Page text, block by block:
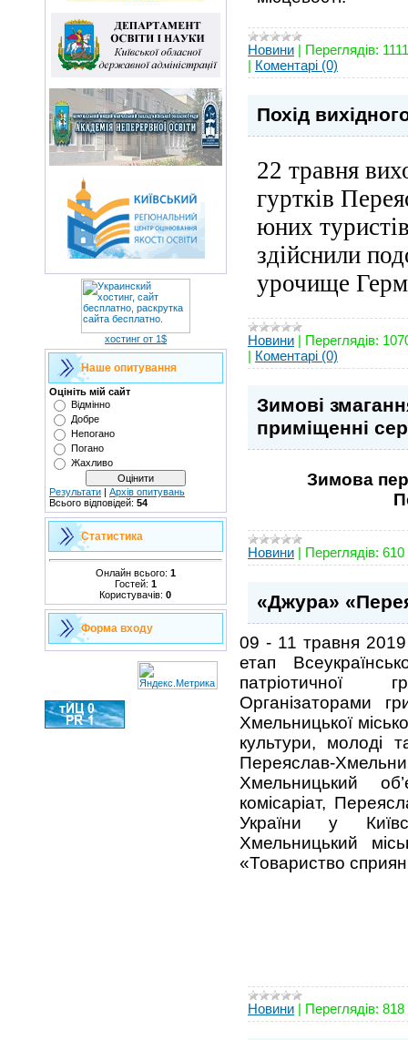
хостинг от 1$
Наше опитування
Оцініть мій сайт
Відмінно
Добре
Непогано
Погано
Жахливо
Результати | Архів опитувань
Всього відповідей: 54
Статистика
Онлайн всього: 1
Гостей: 1
Користувачів:0
Форма входу
Новини | Переглядів: 1111
| Коментарі (0)
Похід
22 травня
гуртків
юних
здійснили
урочище
Новини | Переглядів:
| Коментарі (0)
Зимові
приміщенні
Зимова
Новини | Переглядів: 610
«Джура»
09 - 11 травня
етап
патріотичної
Організаторами
Хмельницької
культури, молоді
Переяслав-
Хмельницький
комісаріат,
України у
Хмельницький
«Товариство
Новини | Переглядів: 818